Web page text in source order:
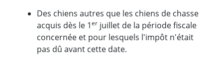
Des chiens autres que les chiens de chasse
acquis dès le 1er juillet de la période fiscale
concernée et pour lesquels l'impôt n'était
pas dû avant cette date.